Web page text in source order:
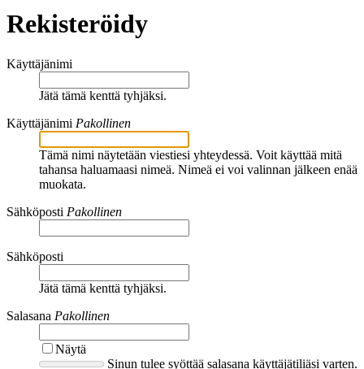
Rekisteröidy
Käyttäjänimi
Jätä tämä kenttä tyhjäksi.
Käyttäjänimi Pakollinen
Tämä nimi näytetään viestiesi yhteydessä. Voit käyttää mitä
tahansa haluamaasi nimeä. Nimeä ei voi valinnan jälkeen enää
muokata.
Sähköposti Pakollinen
Sähköposti
Jätä tämä kenttä tyhjäksi.
Salasana Pakollinen
Näytä
Sinun tulee syöttää salasana käyttäjätiliäsi varten.